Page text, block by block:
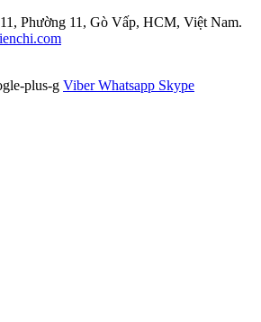
Phường 11, Gò Vấp, HCM, Việt Nam.
plus-g Viber Whatsapp Skype